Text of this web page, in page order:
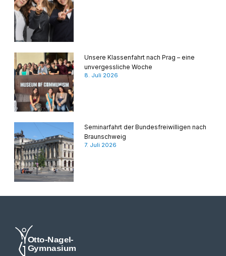
Unsere Klassenfahrt nach Prag – eine
unvergessliche Woche
8. Juli 2026
Seminarfahrt der Bundesfreiwilligen nach
Braunschweig
7. Juli 2026